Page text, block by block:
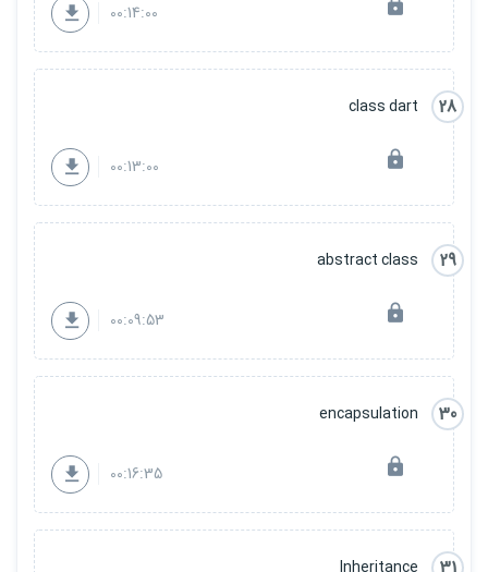
00:14:00
28
class dart
00:13:00
29
abstract class
00:09:53
30
encapsulation
00:16:35